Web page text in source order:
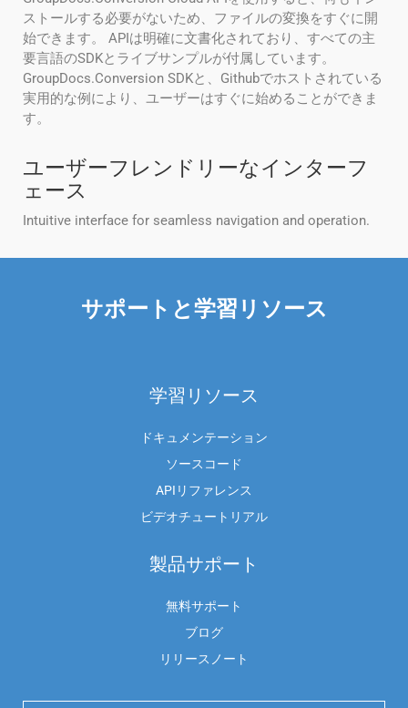
ストールする必要がないため、ファイルの変換をすぐに開
始できます。 APIは明確に文書化されており、すべての主
要言語のSDKとライブサンプルが付属しています。
GroupDocs.Conversion SDKと、Githubでホストされている
実用的な例により、ユーザーはすぐに始めることができま
す。
ユーザーフレンドリーなインターフ
ェース
Intuitive interface for seamless navigation and operation.
サポートと学習リソース
学習リソース
ドキュメンテーション
ソースコード
APIリファレンス
ビデオチュートリアル
製品サポート
無料サポート
ブログ
リリースノート